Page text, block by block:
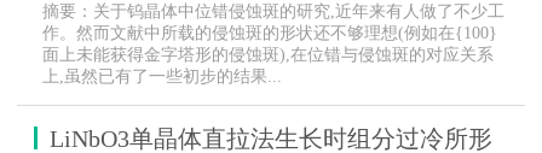
摘要：关于钨晶体中位错侵蚀斑的研究,近年来有人做了不少工
作。然而文献中所载的侵蚀斑的形状还不够理想(例如在{100}
面上未能获得金字塔形的侵蚀斑),在位错与侵蚀斑的对应关系
上,虽然已有了一些初步的结果...
LiNbO3单晶体直拉法生长时组分过冷所形